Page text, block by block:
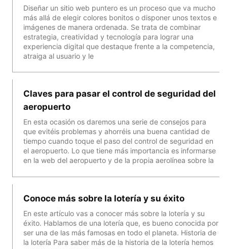
Diseñar un sitio web puntero es un proceso que va mucho
más allá de elegir colores bonitos o disponer unos textos e
imágenes de manera ordenada. Se trata de combinar
estrategia, creatividad y tecnología para lograr una
experiencia digital que destaque frente a la competencia,
atraiga al usuario y le
Claves para pasar el control de seguridad del
aeropuerto
En esta ocasión os daremos una serie de consejos para
que evitéis problemas y ahorréis una buena cantidad de
tiempo cuando toque el paso del control de seguridad en
el aeropuerto. Lo que tiene más importancia es informarse
en la web del aeropuerto y de la propia aerolínea sobre la
Conoce más sobre la lotería y su éxito
En este artículo vas a conocer más sobre la lotería y su
éxito. Hablamos de una lotería que, es bueno conocida por
ser una de las más famosas en todo el planeta. Historia de
la lotería Para saber más de la historia de la lotería hemos